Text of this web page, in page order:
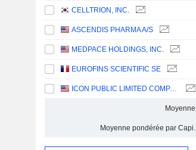
CELLTRION, INC.
ASCENDIS PHARMA A/S
MEDPACE HOLDINGS, INC.
EUROFINS SCIENTIFIC SE
ICON PUBLIC LIMITED COMPANY
Moyenne
Moyenne pondérée par Capi.